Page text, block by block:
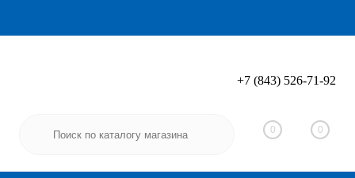
Вход Регистрация
+7 (843) 526-71-92
0 0